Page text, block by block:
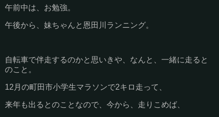
午前中は、お勉強。
午後から、妹ちゃんと恩田川ランニング。
自転車で伴走するのかと思いきや、なんと、一緒に走ると
のこと。
12月の町田市小学生マラソンで2キロ走って、
来年も出るとのことなので、今から、走りこめば、